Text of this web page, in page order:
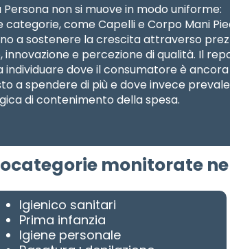
Persona non si muove in modo uniforme:
categorie, come Capelli e Corpo Mani
a sostenere la crescita attraverso
innovazione e percezione di qualità. Il
individuare dove il consumatore è ancora
a spendere di più e dove invece prevale
di contenimento della spesa.
monitorate
Igienico sanitari
Prima infanzia
Igiene personale